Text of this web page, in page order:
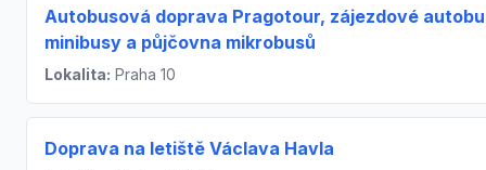
Autobusová doprava Pragotour, zájezdové
minibusy a půjčovna mikrobusů
Lokalita: Praha 10
Doprava na letiště Václava Havla